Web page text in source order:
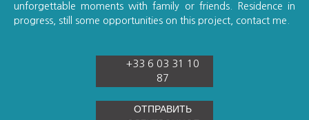
unforgettable moments with family or friends. Residence in
progress, still some opportunities on this project, contact me.
+33 6 03 31 10
87
ОТПРАВИТЬ